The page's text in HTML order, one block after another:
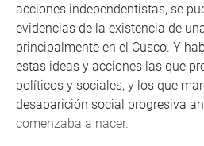
acciones independentistas, se
evidencias de la existencia de
principalmente en el Cusco. Y
estas ideas y acciones las que
políticos y sociales, y los que
desaparición social progresiva
comenzaba a nacer.